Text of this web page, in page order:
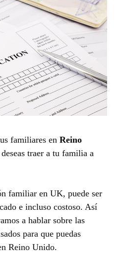
familiares en Reino
traer a tu familia a
familiar en UK, puede ser
e incluso costoso. Así
a hablar sobre las
para que puedas
Reino Unido.